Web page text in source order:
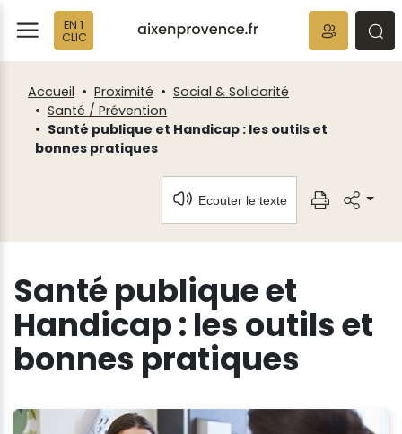
EN 1
CLIC
Accueil Proximité
Social & Solidarité
Santé / Prévention
Santé publique et Handicap : les outils et
bonnes pratiques
Ecouter le texte
Santé publique et
Handicap : les outils et
bonnes pratiques
Fenêtre
de
chat
Panneau de gestion des cookies